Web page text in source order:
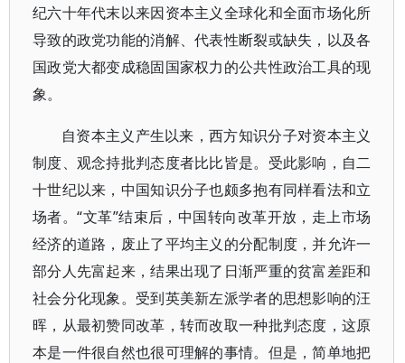
纪六十年代末以来因资本主义全球化和全面市场化所
导致的政党功能的消解、代表性断裂或缺失，以及各
国政党大都变成稳固国家权力的公共性政治工具的现
象。
自资本主义产生以来，西方知识分子对资本主义
制度、观念持批判态度者比比皆是。受此影响，自二
十世纪以来，中国知识分子也颇多抱有同样看法和立
场者。“文革”结束后，中国转向改革开放，走上市场
经济的道路，废止了平均主义的分配制度，并允许一
部分人先富起来，结果出现了日渐严重的贫富差距和
社会分化现象。受到英美新左派学者的思想影响的汪
晖，从最初赞同改革，转而改取一种批判态度，这原
本是一件很自然也很可理解的事情。但是，简单地把